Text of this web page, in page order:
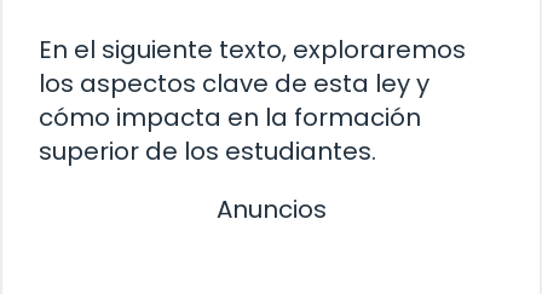
En el siguiente texto, exploraremos
los aspectos clave de esta ley y
cómo impacta en la formación
superior de los estudiantes.
Anuncios